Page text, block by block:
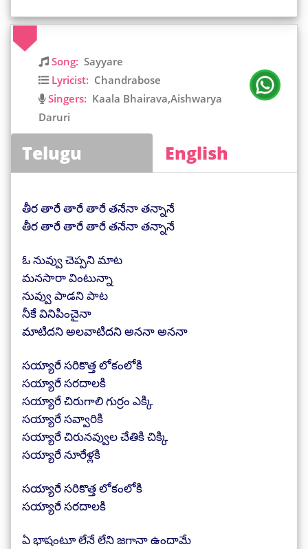
Song: Sayyare
Lyricist: Chandrabose
Singers: Kaala Bhairava,Aishwarya
Daruri
Telugu English
తీర తారే తారే తారే తనేనా తన్నానే
తీర తారే తారే తారే తనేనా తన్నానే
ఓ నువ్వు చెప్పని మాట
మనసారా వింటున్నా
నువ్వు పాడని పాట
నీకే వినిపించైనా
మాటిదని అలవాటిదని అననా అననా
సయ్యారే సరికొత్త లోకంలోకి
సయ్యారే సరదాలకి
సయ్యారే చిరుగాలి గుర్రం ఎక్కి
సయ్యారే సవ్వారికి
సయ్యారే చిరునవ్వుల చేతికి చిక్కి
సయ్యారే నూరేళ్లకి
సయ్యారే సరికొత్త లోకంలోకి
సయ్యారే సరదాలకి
ఏ భాషంటూ లేనే లేని జగానా ఉందామే